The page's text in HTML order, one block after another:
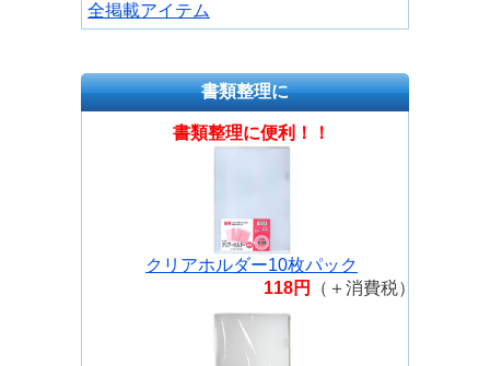
全掲載アイテム
書類整理に
書類整理に便利！！
クリアホルダー10枚パック
118円
（＋消費税）